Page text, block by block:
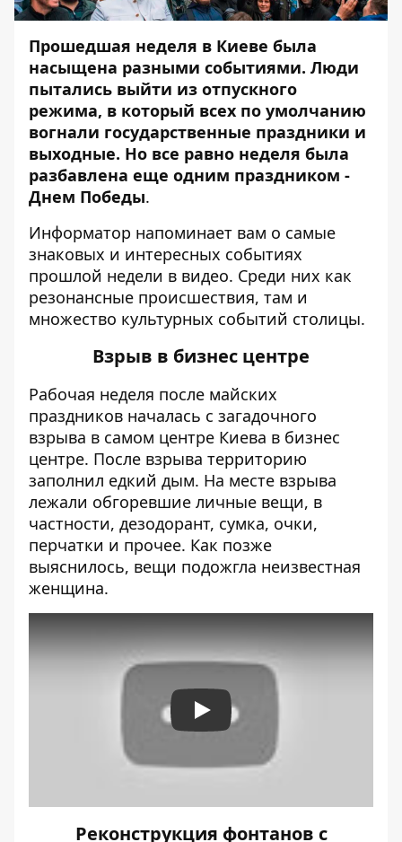
Прошедшая неделя в Киеве была
насыщена разными событиями. Люди
пытались выйти из отпускного
режима, в который всех по умолчанию
вогнали государственные праздники и
выходные. Но все равно неделя была
разбавлена еще одним праздником -
Днем Победы.
Информатор напоминает вам о самые
знаковых и интересных событиях
прошлой недели в видео. Среди них как
резонансные происшествия, там и
множество культурных событий столицы.
Взрыв в бизнес центре
Рабочая неделя после майских
праздников началась с загадочного
взрыва в самом центре Киева в бизнес
центре. После взрыва территорию
заполнил едкий дым. На месте взрыва
лежали обгоревшие личные вещи, в
частности, дезодорант, сумка, очки,
перчатки и прочее. Как позже
выяснилось, вещи подожгла неизвестная
женщина.
Play
Реконструкция фонтанов с